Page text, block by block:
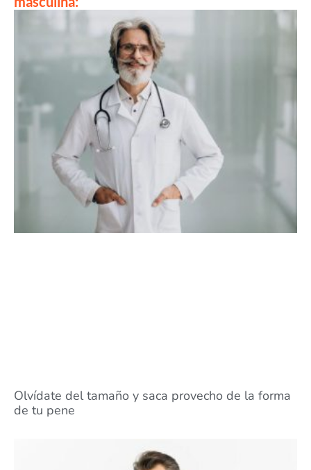
Olvídate del tamaño y saca provecho de la forma
de tu pene